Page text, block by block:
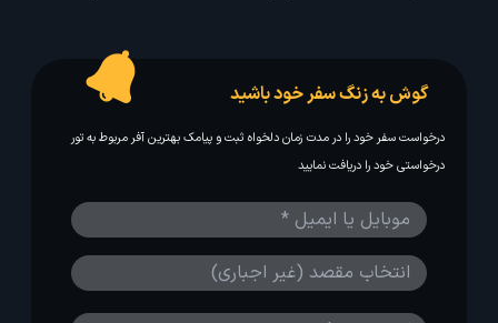
گوش به زنگ سفر خود باشید
درخواست سفر خود را در مدت زمان دلخواه ثبت و پیامک بهترین آفر مربوط به تور
درخواستی خود را دریافت نمایید